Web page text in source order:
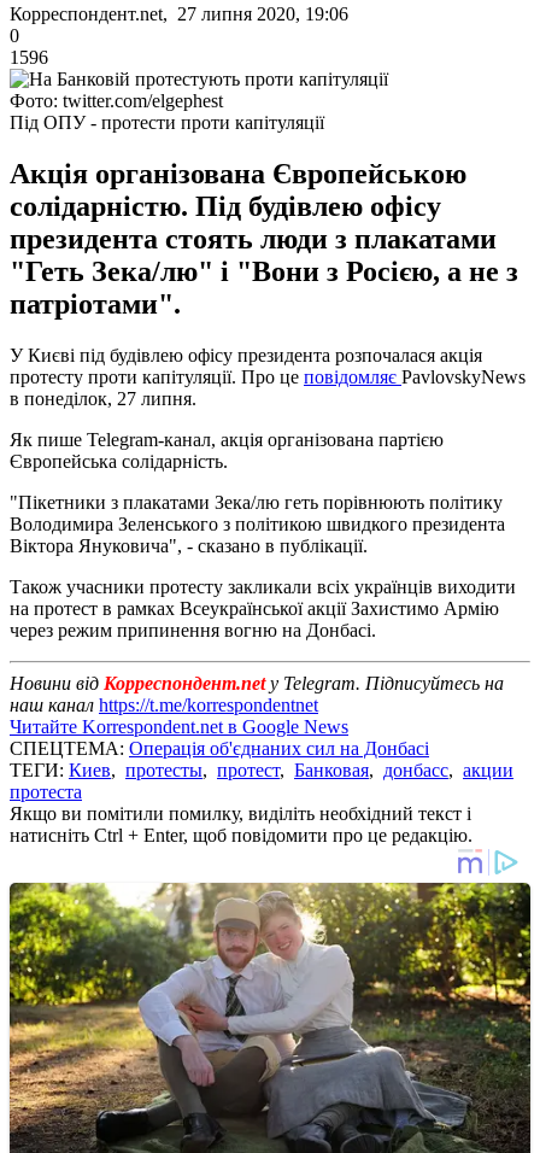
Корреспондент.net, 27 липня 2020, 19:06
0
1596
Фото: twitter.com/elgephest
Під ОПУ - протести проти капітуляції
Акція організована Європейською
солідарністю. Під будівлею офісу
президента стоять люди з плакатами
"Геть Зека/лю" і "Вони з Росією, а не з
патріотами".
У Києві під будівлею офісу президента розпочалася акція
протесту проти капітуляції. Про це повідомляє PavlovskyNews
в понеділок, 27 липня.
Як пише Telegram-канал, акція організована партією
Європейська солідарність.
"Пікетники з плакатами Зека/лю геть порівнюють політику
Володимира Зеленського з політикою швидкого президента
Віктора Януковича", - сказано в публікації.
Також учасники протесту закликали всіх українців виходити
на протест в рамках Всеукраїнської акції Захистимо Армію
через режим припинення вогню на Донбасі.
Новини від Корреспондент.net у Telegram. Підписуйтесь на
наш канал https://t.me/korrespondentnet
Читайте Korrespondent.net в Google News
СПЕЦТЕМА: Операція об'єднаних сил на Донбасі
ТЕГИ: Киев, протесты, протест, Банковая, донбасс, акции
протеста
Якщо ви помітили помилку, виділіть необхідний текст і
натисніть Ctrl + Enter, щоб повідомити про це редакцію.